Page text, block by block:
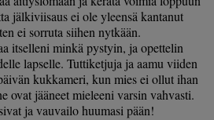
jälkiviisaus ei ole yleensä kantanut
ei sorruta siihen nytkään.
itselleni minkä pystyin, ja opettelin
lapselle. Tuttiketjuja ja aamu viiden
kukkameri, kun mies ei ollut ihan
ovat jääneet mieleeni varsin vahvasti.
ja vauvailo huumasi pään!